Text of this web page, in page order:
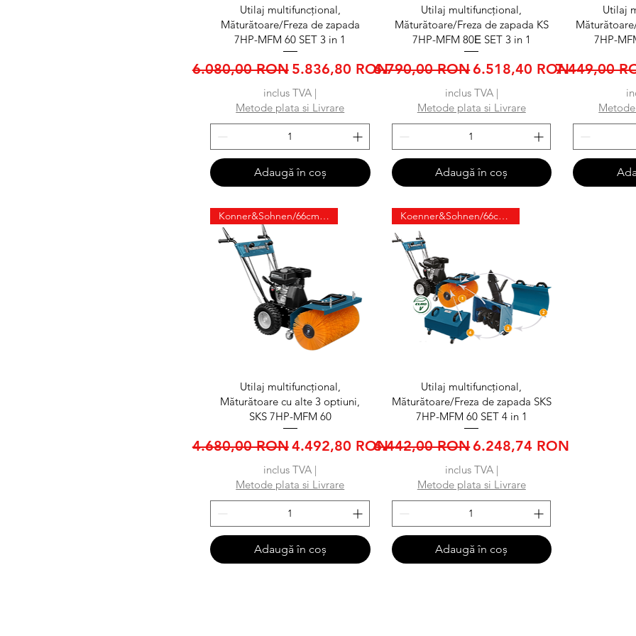
Afișare rapidă
Utilaj multifuncțional,
Măturătoare/Freza de zapada
7HP-MFM 60 SET 3 in 1
Preț normal
6.080,00 RON Preț redus
5.836,80 RON
inclus TVA |
Metode plata si Livrare
Adaugă în coș
Afișare rapidă
Utilaj multifuncțional,
Măturătoare/Freza de zapada KS
7HP-MFM 80Е SET 3 in 1
Preț normal
6.790,00 RONPreț redus
6.518,40 RON
inclus TVA|
Metode plata si Livrare
Adaugă în coș
Utilaj
7HP-
Preț normal
7.449,00
Afișare rapidă
Konner&Sohnen/66cm/6.5cp
Utilaj multifuncțional,
Măturătoare cu alte 3 optiuni,
SKS 7HP-MFM 60
Preț normal
4.680,00 RONPreț redus
4.492,80 RON
inclus TVA |
Metode plata si Livrare
Adaugă în coș
Afișare rapidă
Koenner&Sohnen/66cm/6.5cp
Utilaj multifuncțional,
Măturătoare/Freza de zapada SKS
7HP-MFM 60 SET 4 in 1
Preț normal
6.442,00 RONPreț redus
6.248,74 RON
inclus TVA|
Metode plata si Livrare
Adaugă în coș